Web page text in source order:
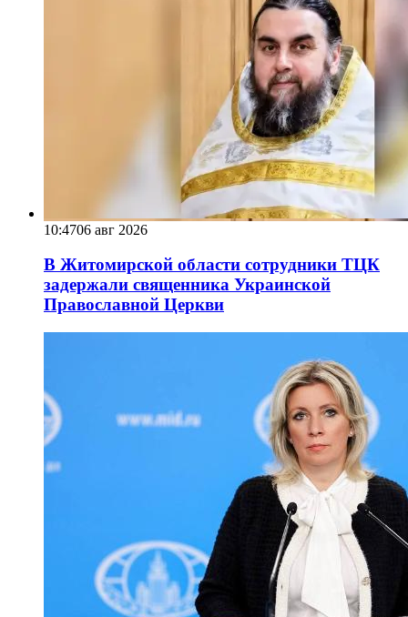
10:4706 авг 2026
В Житомирской области сотрудники ТЦК
задержали священника Украинской
Православной Церкви